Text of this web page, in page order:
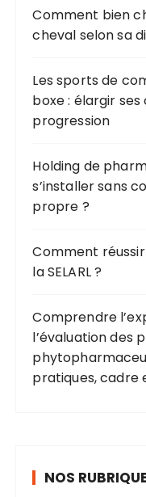
Comment bien
cheval selon sa
Les sports de
boxe : élargir
progression
Holding de
s’installer sans
propre ?
Comment
la SELARL ?
Comprendre
l’évaluation des
pratiques, cadre
NOS